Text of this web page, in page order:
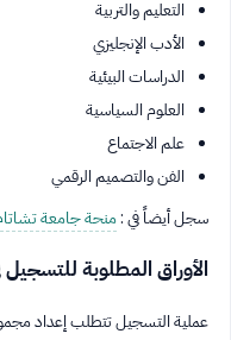
التعليم والتربية
الأدب الإنجليزي
الدراسات البيئية
العلوم السياسية
علم الاجتماع
الفن والتصميم الرقمي
سجل أيضاً في :منحة جامعة
الأوراق المطلوبة
عملية التسجيل تتطلب إعداد